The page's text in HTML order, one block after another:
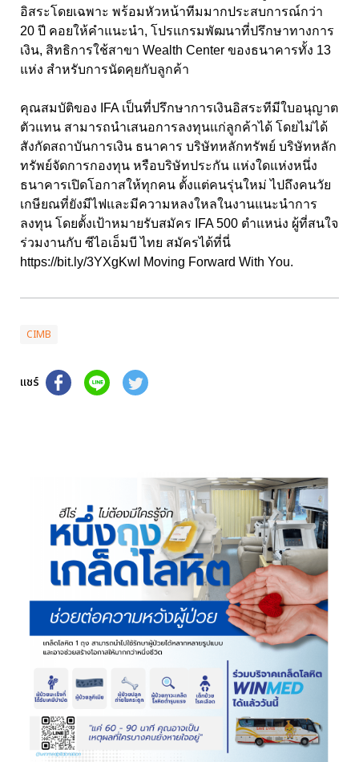
อิสระโดยเฉพาะ พร้อมหัวหน้าทีมมากประสบการณ์กว่า
20 ปี คอยให้คำแนะนำ, โปรแกรมพัฒนาที่ปรึกษาทางการ
เงิน, สิทธิการใช้สาขา Wealth Center ของธนาคารทั้ง 13
แห่ง สำหรับการนัดคุยกับลูกค้า
คุณสมบัติของ IFA เป็นที่ปรึกษาการเงินอิสระทีมีใบอนุญาต
ตัวแทน สามารถนำเสนอการลงทุนแก่ลูกค้าได้ โดยไม่ได้
สังกัดสถาบันการเงิน ธนาคาร บริษัทหลักทรัพย์ บริษัทหลัก
ทรัพย์จัดการกองทุน หรือบริษัทประกัน แห่งใดแห่งหนึ่ง
ธนาคารเปิดโอกาสให้ทุกคน ตั้งแต่คนรุ่นใหม่ ไปถึงคนวัย
เกษียณที่ยังมีไฟและมีความหลงใหลในงานแนะนำการ
ลงทุน โดยตั้งเป้าหมายรับสมัคร IFA 500 ตำแหน่ง ผู้ที่สนใจ
ร่วมงานกับ ซีไอเอ็มบี ไทย สมัครได้ที่นี่
https://bit.ly/3YXgKwI Moving Forward With You.
CIMB
แชร์